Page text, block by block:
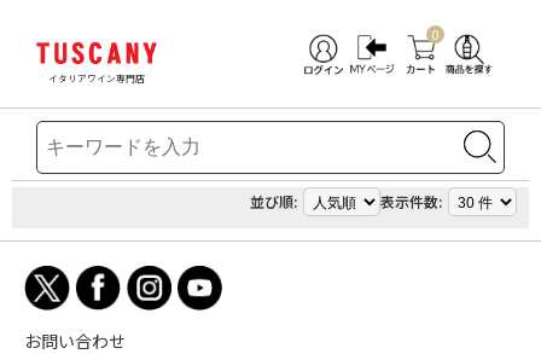
イタリアワイン専門店
0
並び順: 表示件数:
お問い合わせ